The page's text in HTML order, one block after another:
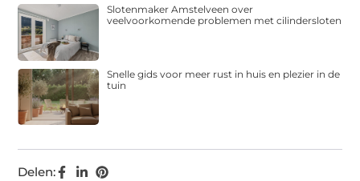
Delen:
Slotenmaker Amstelveen over
veelvoorkomende problemen met cilindersloten
Snelle gids voor meer rust in huis en plezier in de
tuin